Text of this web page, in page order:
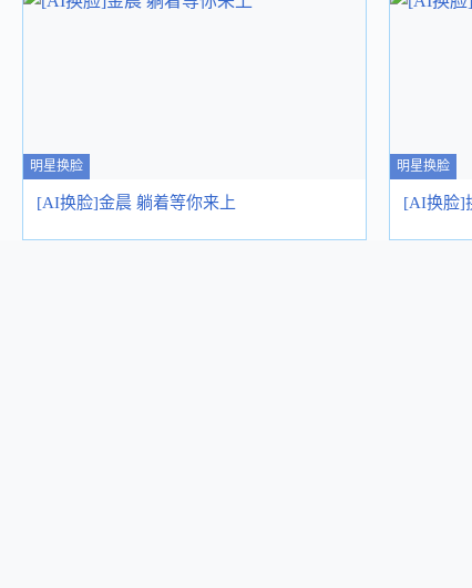
明星换脸
[AI换脸]金晨 躺着等你来上
明星换脸
[AI换脸]